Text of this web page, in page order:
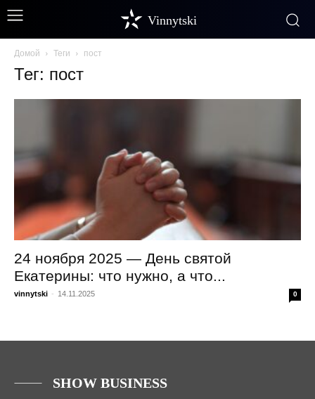
Vinnytski
Домой Теги пост
Тег: пост
24 ноября 2025 — День святой
Екатерины: что нужно, а что...
vinnytski - 14.11.2025 0
SHOW BUSINESS